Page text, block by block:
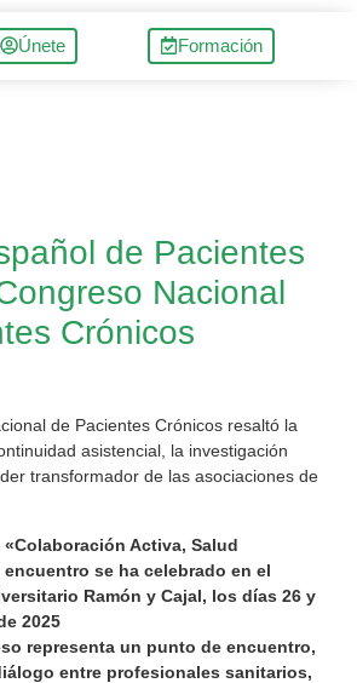
Únete Formación
de Pacientes
Nacional
Crónicos
de Pacientes Crónicos resaltó la
asistencial, la investigación
transformador de las asociaciones de
«Colaboración Activa, Salud
encuentro se ha celebrado en el
Ramón y Cajal, los días 26 y
2025
representa un punto de encuentro,
entre profesionales sanitarios,